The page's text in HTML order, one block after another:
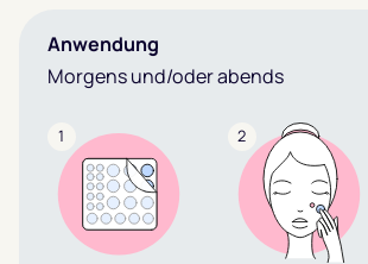
Anwendung
Morgens und/oder abends
1 2